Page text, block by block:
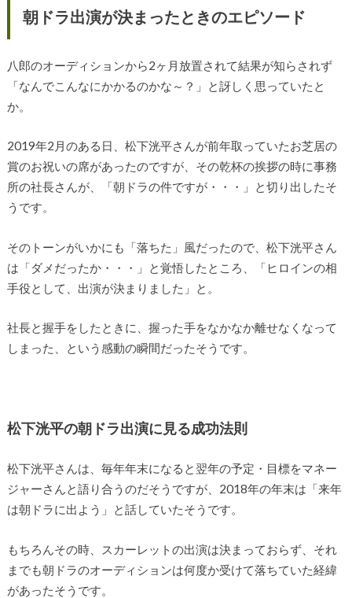
朝ドラ出演が決まったときのエピソード
八郎のオーディションから2ヶ月放置されて結果が知らされず
「なんでこんなにかかるのかな～？」と訝しく思っていたと
か。
2019年2月のある日、松下洸平さんが前年取っていたお芝居の
賞のお祝いの席があったのですが、その乾杯の挨拶の時に事務
所の社長さんが、「朝ドラの件ですが・・・」と切り出したそ
うです。
そのトーンがいかにも「落ちた」風だったので、松下洸平さん
は「ダメだったか・・・」と覚悟したところ、「ヒロインの相
手役として、出演が決まりました」と。
社長と握手をしたときに、握った手をなかなか離せなくなって
しまった、という感動の瞬間だったそうです。
松下洸平の朝ドラ出演に見る成功法則
松下洸平さんは、毎年年末になると翌年の予定・目標をマネー
ジャーさんと語り合うのだそうですが、2018年の年末は「来年
は朝ドラに出よう」と話していたそうです。
もちろんその時、スカーレットの出演は決まっておらず、それ
までも朝ドラのオーディションは何度か受けて落ちていた経緯
があったそうです。